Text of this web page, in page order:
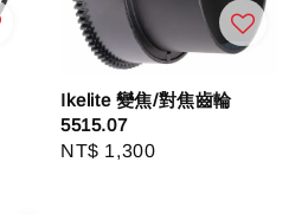
Ikelite 變焦/對焦齒輪
5515.07
Regular
NT$ 1,300